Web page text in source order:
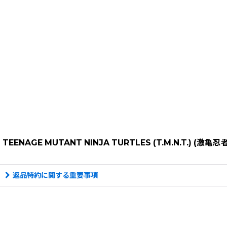
TEENAGE MUTANT NINJA TURTLES (T.M.N.T.) (激亀忍
返品特約に関する重要事項